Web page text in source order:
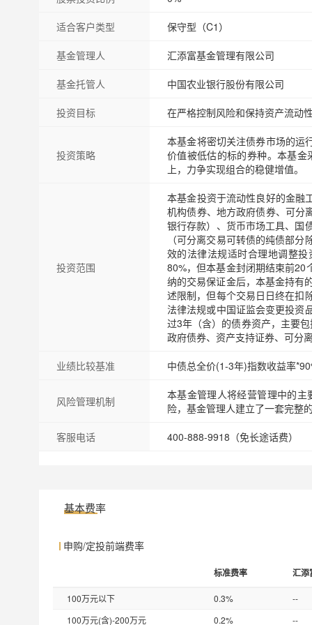
适合客户类型 保守型（C1）
基金管理人 汇添富基金管理有限公司
基金托管人 中国农业银行股份有限公司
投资目标 在严格控制风险和保持资产流动
投资策略
本基金将密切关注债券市场的运
价值被低估的标的券种。本基
上，力争实现组合的稳健增值。
投资范围
本基金投资于流动性良好的金融
机构债券、地方政府债券、可分
银行存款）、货币市场工具、国
（可分离交易可转债的纯债部
效的法律法规适时合理地调整
80%，但本基金封闭期结束前20
纳的交易保证金后，本基金持有
述限制，但每个交易日日终在扣
法律法规或中国证监会变更投资
过3年（含）的债券资产，主要
政府债券、资产支持证券、可分
业绩比较基准 中债总全价(1-3年)指数收益率
风险管理机制
本基金管理人将经营管理中的
险，基金管理人建立了一套完整
客服电话 400-888-9918（免长途话费）
基本费率
申购/定投前端费率
标准费率 汇添
100万元以下 0.3%
--
100万元(含)-200万元
0.2% --